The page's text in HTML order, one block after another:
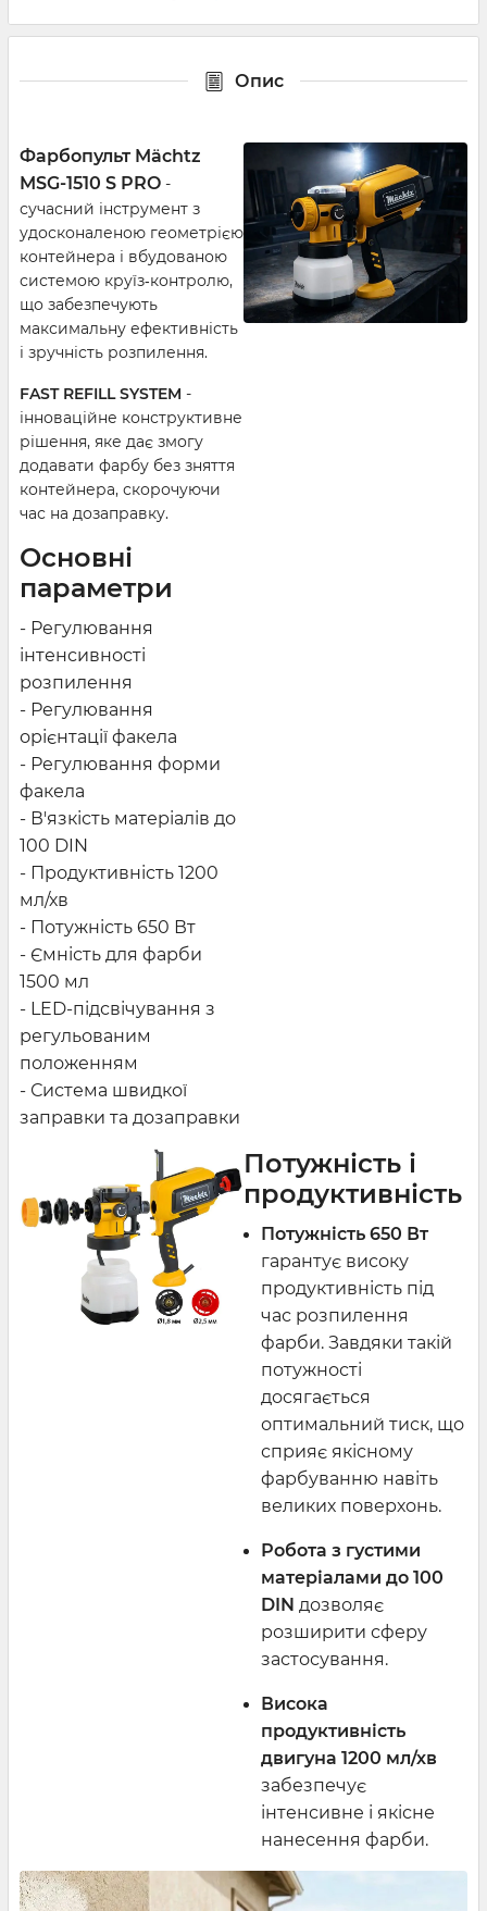
Опис
Фарбопульт Mächtz
MSG-1510 S PRO -
сучасний інструмент з
удосконаленою геометрією
контейнера і вбудованою
системою круїз‑контролю,
що забезпечують
максимальну ефективність
і зручність розпилення.
FAST REFILL SYSTEM -
інноваційне конструктивне
рішення, яке дає змогу
додавати фарбу без зняття
контейнера, скорочуючи
час на дозаправку.
Основні
параметри
- Регулювання
інтенсивності
розпилення
- Регулювання
орієнтації факела
- Регулювання форми
факела
- В'язкість матеріалів до
100 DIN
- Продуктивність 1200
мл/хв
- Потужність 650 Вт
- Ємність для фарби
1500 мл
- LED-підсвічування з
регульованим
положенням
- Система швидкої
заправки та дозаправки
Потужність і
продуктивність
Потужність 650 Вт
гарантує високу
продуктивність під
час розпилення
фарби. Завдяки такій
потужності
досягається
оптимальний тиск, що
сприяє якісному
фарбуванню навіть
великих поверхонь.
Робота з густими
матеріалами до 100
DIN дозволяє
розширити сферу
застосування.
Висока
продуктивність
двигуна 1200 мл/хв
забезпечує
інтенсивне і якісне
нанесення фарби.